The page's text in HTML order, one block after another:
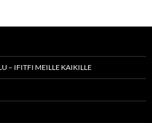
– IFITFI MEILLE KAIKILLE